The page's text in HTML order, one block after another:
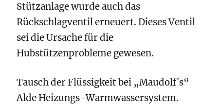
Stützanlage wurde auch das
Rückschlagventil erneuert. Dieses Ventil
sei die Ursache für die
Hubstützenprobleme gewesen.
Tausch der Flüssigkeit bei „Maudolf´s“
Alde Heizungs-Warmwassersystem.